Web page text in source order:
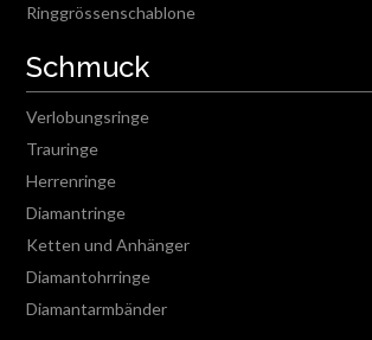
Ringgrössenschablone
Schmuck
Verlobungsringe
Trauringe
Herrenringe
Diamantringe
Ketten und Anhänger
Diamantohrringe
Diamantarmbänder